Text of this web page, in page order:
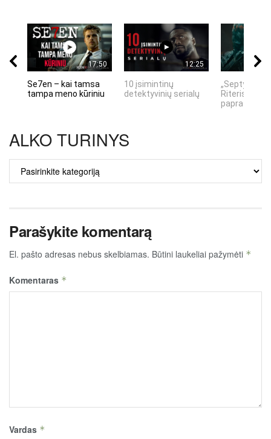
17:50
Se7en – kai tamsa
tampa meno kūriniu
12:25
10 įsimintinų
detektyvinių serialų
„Septynių
Riteris" – kai
ALKO TURINYS
TURINYS
Parašykite komentarą
El. pašto adresas nebus skelbiamas. Būtini laukeliai pažymėti *
Komentaras *
Vardas *